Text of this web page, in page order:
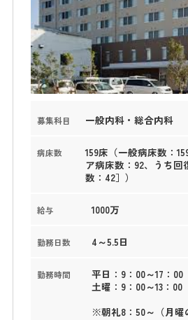
募集科目 一般内科・総合内科
病床数
159床（一般病床数：
ア病床数：92、うち回
数：42］）
給与 1000万
勤務日数 4～5.5日
勤務時間
平日：9：00～17：00
土曜：9：00～13：00
※朝礼8：50～（月曜